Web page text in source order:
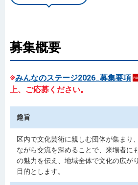
募集概要
※みんなのステージ2026_募集要項
上、ご応募ください。
趣旨
区内で文化芸術に親しむ団体が集まり
ながら交流を深めることで、来場者に
の魅力を伝え、地域全体で文化の広が
目的とします。